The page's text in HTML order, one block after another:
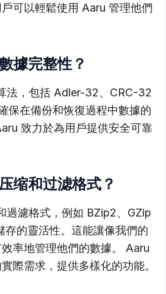
可以輕鬆使用 Aaru 管理他們
據完整性？
法，包括 Adler-32、CRC-32
保在備份和恢復過程中數據的
致力於為用戶提供安全可靠
缩和过滤格式？
過濾格式，例如 BZip2、GZip
存的靈活性。這能讓像我們的
率地管理他們的數據。 Aaru
際需求，提供多樣化的功能。